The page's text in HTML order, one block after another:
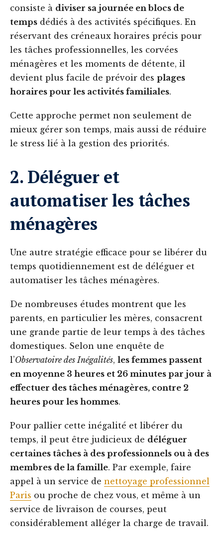
consiste à diviser sa journée en blocs de
temps dédiés à des activités spécifiques. En
réservant des créneaux horaires précis pour
les tâches professionnelles, les corvées
ménagères et les moments de détente, il
devient plus facile de prévoir des plages
horaires pour les activités familiales.
Cette approche permet non seulement de
mieux gérer son temps, mais aussi de réduire
le stress lié à la gestion des priorités.
2. Déléguer et
automatiser les tâches
ménagères
Une autre stratégie efficace pour se libérer du
temps quotidiennement est de déléguer et
automatiser les tâches ménagères.
De nombreuses études montrent que les
parents, en particulier les mères, consacrent
une grande partie de leur temps à des tâches
domestiques. Selon une enquête de
l’Observatoire des Inégalités, les femmes passent
en moyenne 3 heures et 26 minutes par jour à
effectuer des tâches ménagères, contre 2
heures pour les hommes.
Pour pallier cette inégalité et libérer du
temps, il peut être judicieux de déléguer
certaines tâches à des professionnels ou à des
membres de la famille. Par exemple, faire
appel à un service de nettoyage professionnel
Paris ou proche de chez vous, et même à un
service de livraison de courses, peut
considérablement alléger la charge de travail.